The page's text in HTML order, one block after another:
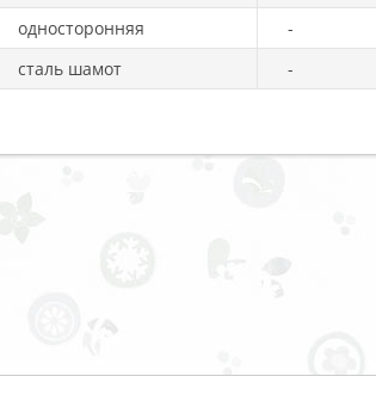
односторонняя -
сталь шамот -